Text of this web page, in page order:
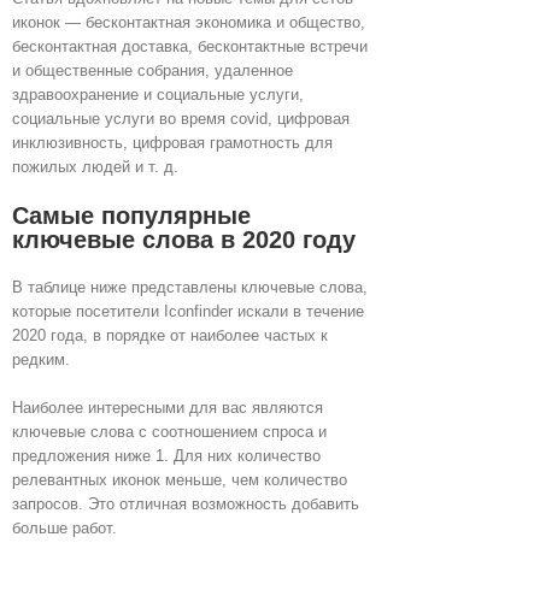
иконок — бесконтактная экономика и общество,
бесконтактная доставка, бесконтактные встречи
и общественные собрания, удаленное
здравоохранение и социальные услуги,
социальные услуги во время covid, цифровая
инклюзивность, цифровая грамотность для
пожилых людей и т. д.
Самые популярные
ключевые слова в 2020 году
В таблице ниже представлены ключевые слова,
которые посетители Iconfinder искали в течение
2020 года, в порядке от наиболее частых к
редким.
Наиболее интересными для вас являются
ключевые слова с соотношением спроса и
предложения ниже 1. Для них количество
релевантных иконок меньше, чем количество
запросов. Это отличная возможность добавить
больше работ.